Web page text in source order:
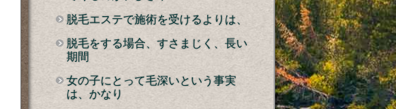
脱毛エステで施術を受けるよりは、
脱毛をする場合、すさまじく、長い
期間
女の子にとって毛深いという事実
は、かなり